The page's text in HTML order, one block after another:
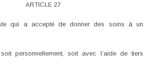
ARTICLE 27
qui a accepté de donner des soins à un
personnellement, soit avec l’aide de tiers